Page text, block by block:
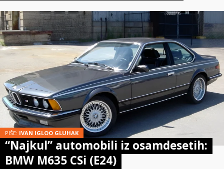
PIŠE: IVAN IGLOO GLUHAK
“Najkul” automobili iz osamdesetih:
BMW M635 CSi (E24)